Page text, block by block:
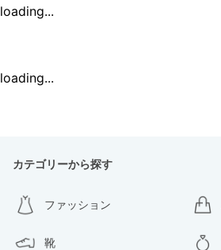
loading...
loading...
カテゴリーから探す
ファッション
靴